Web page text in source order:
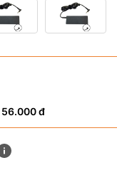
56.000 đ